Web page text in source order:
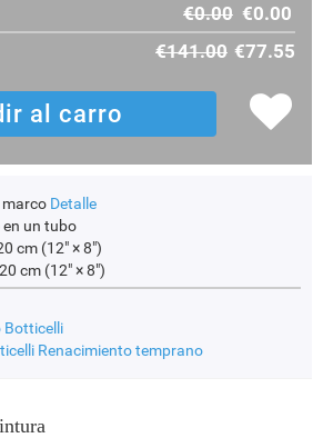
€0.00 €0.00
€141.00 €77.55
marco Detalle
en un tubo
cm (12" × 8")
cm (12" × 8")
Botticelli
Renacimiento temprano